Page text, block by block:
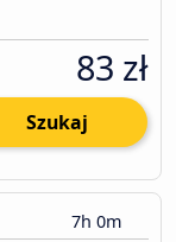
83 zł
Szukaj
7h 0m